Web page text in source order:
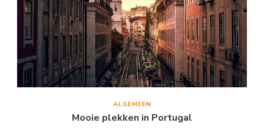
ALGEMEEN
Mooie plekken in Portugal